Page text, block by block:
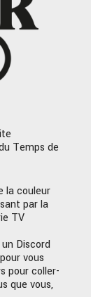
Temps de
la couleur
par la
TV
Discord
vous
pour coller-
que vous,